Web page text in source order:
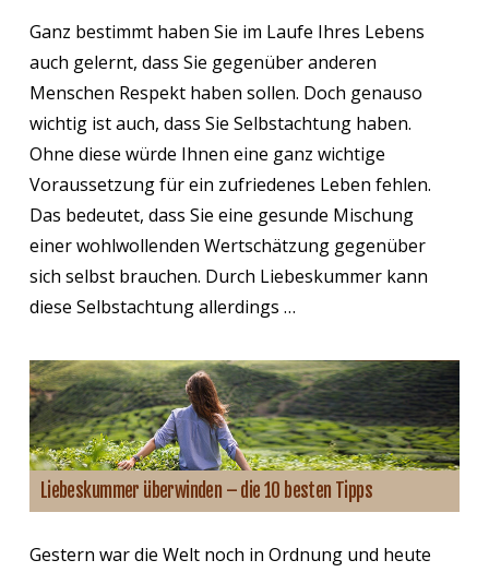
Ganz bestimmt haben Sie im Laufe Ihres Lebens
auch gelernt, dass Sie gegenüber anderen
Menschen Respekt haben sollen. Doch genauso
wichtig ist auch, dass Sie Selbstachtung haben.
Ohne diese würde Ihnen eine ganz wichtige
Voraussetzung für ein zufriedenes Leben fehlen.
Das bedeutet, dass Sie eine gesunde Mischung
einer wohlwollenden Wertschätzung gegenüber
sich selbst brauchen. Durch Liebeskummer kann
diese Selbstachtung allerdings …
Liebeskummer überwinden – die 10 besten Tipps
Gestern war die Welt noch in Ordnung und heute